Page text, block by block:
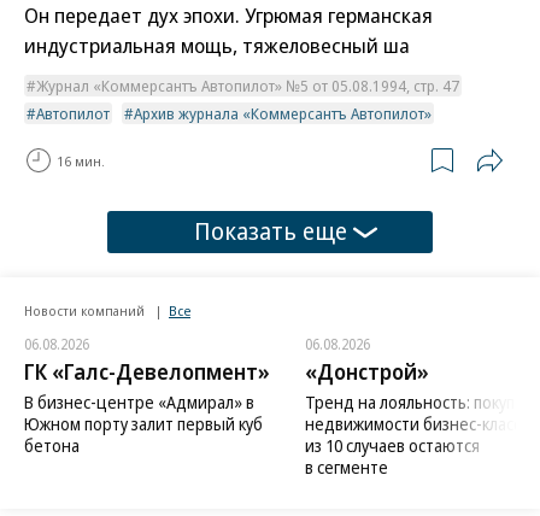
Он передает дух эпохи. Угрюмая германская
индустриальная мощь, тяжеловесный ша
Журнал «Коммерсантъ Автопилот» №5 от 05.08.1994, стр. 47
Автопилот
Архив журнала «Коммерсантъ Автопилот»
16 мин.
Показать еще
Новости компаний Все
06.08.2026
ГК «Галс-Девелопмент»
В бизнес-центре «Адмирал» в
Южном порту залит первый куб
бетона
06.08.2026
«Донстрой»
Тренд на лояльность:
недвижимости бизнес-класса
из 10 случаев остаются
в сегменте